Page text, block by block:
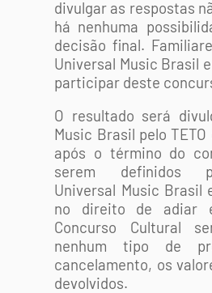
divulgar as respostas
há nenhuma
decisão final.
Universal Music Brasil
participar deste
O resultado será
Music Brasil pelo
após o término do
serem definidos
Universal Music Brasil
no direito de adiar
Concurso Cultural
nenhum tipo de
cancelamento, os
devolvidos.